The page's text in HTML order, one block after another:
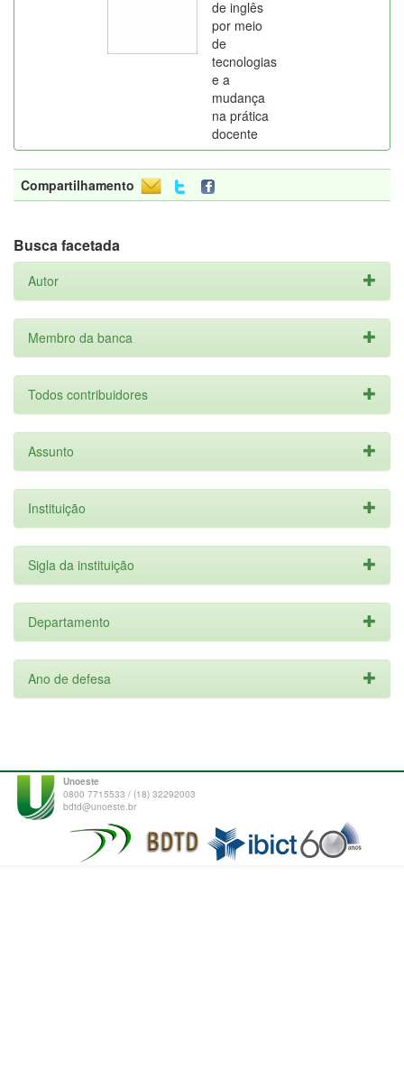
de inglês
por meio
de
tecnologias
e a
mudança
na prática
docente
Compartilhamento
Busca facetada
Autor
Membro da banca
Todos contribuidores
Assunto
Instituição
Sigla da instituição
Departamento
Ano de defesa
Unoeste
0800 7715533 / (18) 32292003
bdtd@unoeste.br